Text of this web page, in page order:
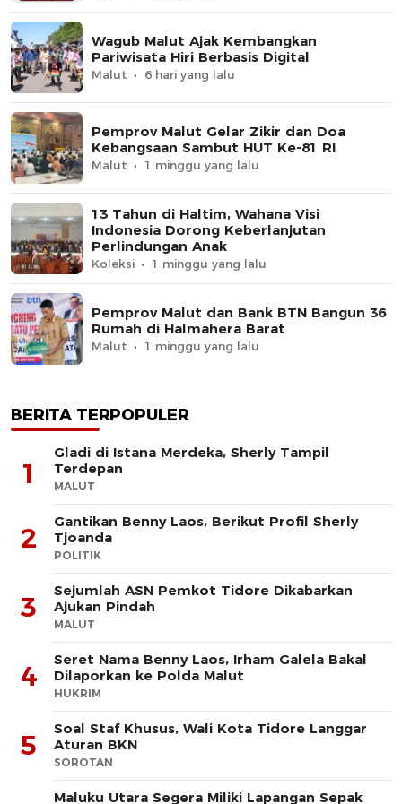
Wagub Malut Ajak Kembangkan
Pariwisata Hiri Berbasis Digital
Malut 6 hari yang lalu
Pemprov Malut Gelar Zikir dan Doa
Kebangsaan Sambut HUT Ke-81 RI
Malut 1 minggu yang lalu
13 Tahun di Haltim, Wahana Visi
Indonesia Dorong Keberlanjutan
Perlindungan Anak
Koleksi 1 minggu yang lalu
Pemprov Malut dan Bank BTN Bangun 36
Rumah di Halmahera Barat
Malut 1 minggu yang lalu
BERITA TERPOPULER
1
Gladi di Istana Merdeka, Sherly Tampil
Terdepan
MALUT
2
Gantikan Benny Laos, Berikut Profil Sherly
Tjoanda
POLITIK
3
Sejumlah ASN Pemkot Tidore Dikabarkan
Ajukan Pindah
MALUT
4
Seret Nama Benny Laos, Irham Galela Bakal
Dilaporkan ke Polda Malut
HUKRIM
5
Soal Staf Khusus, Wali Kota Tidore Langgar
Aturan BKN
SOROTAN
Maluku Utara Segera Miliki Lapangan Sepak